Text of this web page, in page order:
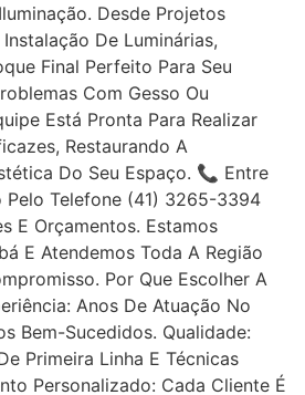
Desde Projetos
De Luminárias,
Final Perfeito Para Seu
Com Gesso Ou
Está Pronta Para Realizar
Restaurando A
Do Seu Espaço. 📞 Entre
Pelo Telefone (41) 3265-3394
E Orçamentos. Estamos
E Atendemos Toda A Região
Por Que Escolher A
Anos De Atuação No
Bem-Sucedidos. Qualidade:
Primeira Linha E Técnicas
Personalizado: Cada Cliente É